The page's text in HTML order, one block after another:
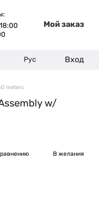
Мой заказ
Рус Вход
meters
w/
В желания